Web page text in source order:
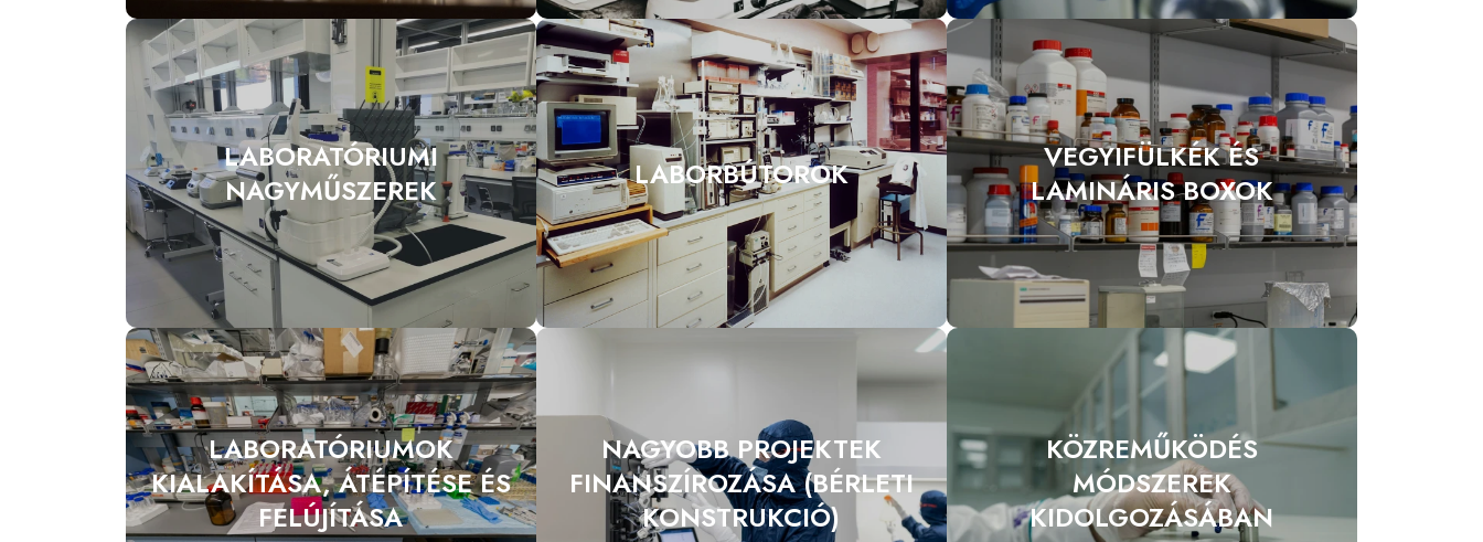
LABORATÓRIUMI
NAGYMŰSZEREK
LABORBÚTOROK
VEGYIFÜLKÉK ÉS
LAMINÁRIS BOXOK
LABORATÓRIUMOK
KIALAKÍTÁSA, ÁTÉPÍTÉSE ÉS
FELÚJÍTÁSA
NAGYOBB PROJEKTEK
FINANSZÍROZÁSA (BÉRLETI
KONSTRUKCIÓ)
KÖZREMŰKÖDÉS
MÓDSZEREK
KIDOLGOZÁSÁBAN